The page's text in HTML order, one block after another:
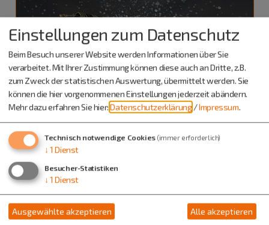
Dietfurt a.d.Altmühl
04.02.27
Fasching
Einstellungen zum Datenschutz
Beim Besuch unserer Website werden Informationen über Sie
verarbeitet. Mit Ihrer Zustimmung können diese auch an Dritte, z.B.
zum Zweck der statistischen Auswertung, übermittelt werden. Sie
können die hier vorgenommenen Einstellungen jederzeit abändern.
Mehr dazu erfahren Sie hier:Datenschutzerklärung /Impressum.
Technisch notwendige Cookies (immer erforderlich)
↓ 1 Dienst
Besucher-Statistiken
↓ 1 Dienst
Ausgewählte akzeptieren Alle akzeptieren